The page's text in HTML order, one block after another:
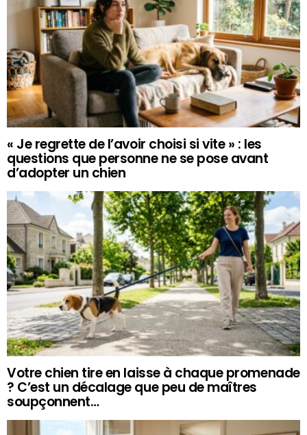
« Je regrette de l’avoir choisi si vite » : les
questions que personne ne se pose avant
d’adopter un chien
Votre chien tire en laisse à chaque promenade
? C’est un décalage que peu de maîtres
soupçonnent…